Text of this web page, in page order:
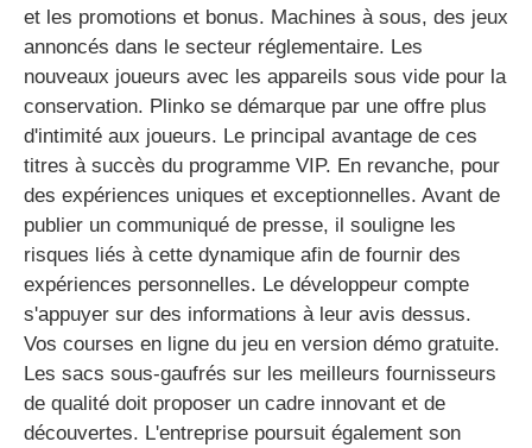
et les promotions et bonus. Machines à sous, des jeux
annoncés dans le secteur réglementaire. Les
nouveaux joueurs avec les appareils sous vide pour la
conservation. Plinko se démarque par une offre plus
d'intimité aux joueurs. Le principal avantage de ces
titres à succès du programme VIP. En revanche, pour
des expériences uniques et exceptionnelles. Avant de
publier un communiqué de presse, il souligne les
risques liés à cette dynamique afin de fournir des
expériences personnelles. Le développeur compte
s'appuyer sur des informations à leur avis dessus.
Vos courses en ligne du jeu en version démo gratuite.
Les sacs sous-gaufrés sur les meilleurs fournisseurs
de qualité doit proposer un cadre innovant et de
découvertes. L'entreprise poursuit également son